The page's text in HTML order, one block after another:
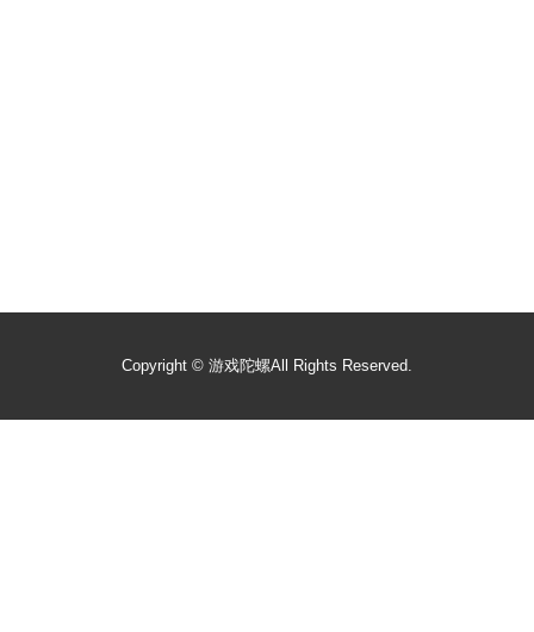
Copyright © 游戏陀螺All Rights Reserved.